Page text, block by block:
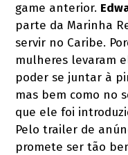
game anterior.
parte da Marinha
servir no Caribe.
mulheres levaram
poder se juntar à
mas bem como no
que ele foi
Pelo trailer de
promete ser tão